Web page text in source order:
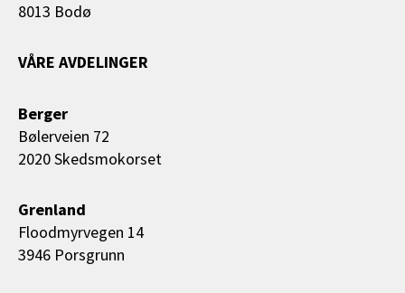
8013 Bodø
VÅRE AVDELINGER
Berger
Bølerveien 72
2020 Skedsmokorset
Grenland
Floodmyrvegen 14
3946 Porsgrunn